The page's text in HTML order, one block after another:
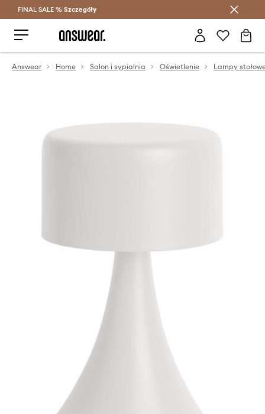
Oszczędzaj z Answear Club >
FINAL SALE % Szczegóły
Answear Home Salon i sypialnia Oświetlenie Lampy